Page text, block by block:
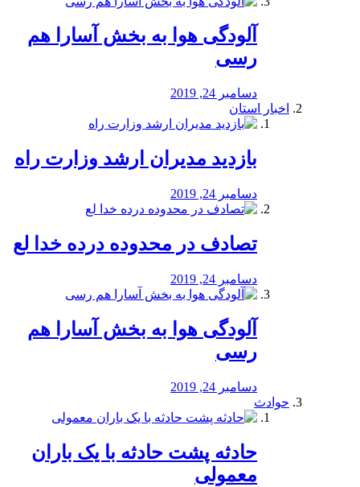
آلودگی هوا به بخش آسارا هم
رسی
دسامبر 24, 2019
اخبار استان
بازدید مدیران ارشد وزارت راه
دسامبر 24, 2019
تصادف در محدوده درده خدا لع
دسامبر 24, 2019
آلودگی هوا به بخش آسارا هم
رسی
دسامبر 24, 2019
حوادث
️حادثه پشت حادثه با یک باران
معمولی